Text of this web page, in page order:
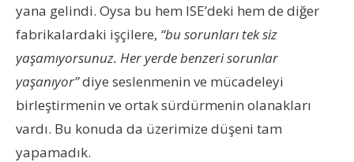
yana gelindi. Oysa bu hem ISE’deki hem de diğer
fabrikalardaki işçilere, “bu sorunları tek siz
yaşamıyorsunuz. Her yerde benzeri sorunlar
yaşanıyor”diye seslenmenin ve mücadeleyi
birleştirmenin ve ortak sürdürmenin olanakları
vardı. Bu konuda da üzerimize düşeni tam
yapamadık.